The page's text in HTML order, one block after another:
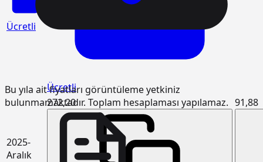
Ücretli
Ücretli
2025-
Aralık
272,20 91,88
Bu yıla ait fiyatları görüntüleme yetkiniz
bulunmamaktadır. Toplam hesaplaması yapılamaz.